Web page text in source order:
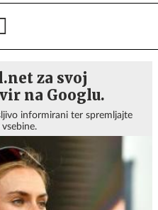
za svoj
na Googlu.
informirani ter spremljajte